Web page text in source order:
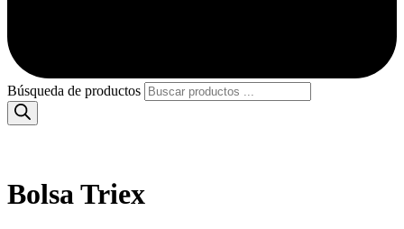
Búsqueda de productos
Bolsa Triex